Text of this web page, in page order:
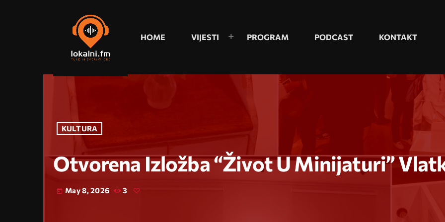
HOME VIJESTI PROGRAM PODCAST KONTAKT
KULTURA
Otvorena Izložba “Život U Minijaturi”
today May 8, 2026 3